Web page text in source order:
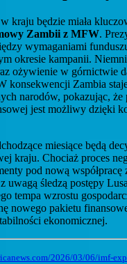
kraju będzie miała
Zambii z MFW.
wymaganiami
okresie kampanii.
ożywienie w górnictwie
konsekwencji Zambia
narodów, pokazując,
jest możliwy dzięki
miesiące będą
kraju. Chociaż proces
pod nową
uwagą śledzą postępy
tempa wzrostu
nowego pakietu
ekonomicznej.
2026/03/06/imf-